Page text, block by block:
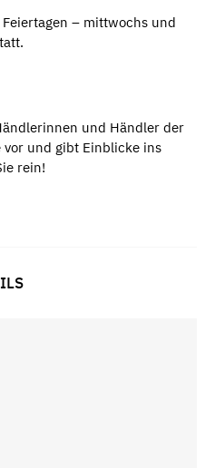
– mittwochs und
und Händler der
und gibt Einblicke ins
rein!